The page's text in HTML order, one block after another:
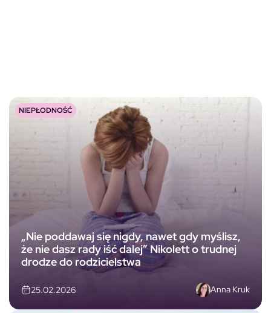
„Nie poddawaj się nigdy, nawet gdy myślisz,
że nie dasz rady iść dalej” Nikolett o trudnej
drodze do rodzicielstwa
25.02.2026 Anna Kruk
NIEPŁODNOŚĆ